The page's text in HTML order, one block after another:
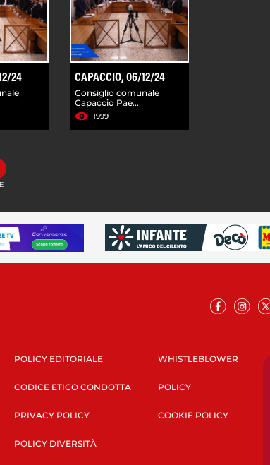
24 CAPACCIO, 06/12/24
Consiglio comunale
Capaccio Pae...
1999
POLICY EDITORIALE
CODICE ETICO CONDOTTA
PRIVACY POLICY
POLICY DIVERSITÀ
WHISTLEBLOWER
POLICY
COOKIE POLICY